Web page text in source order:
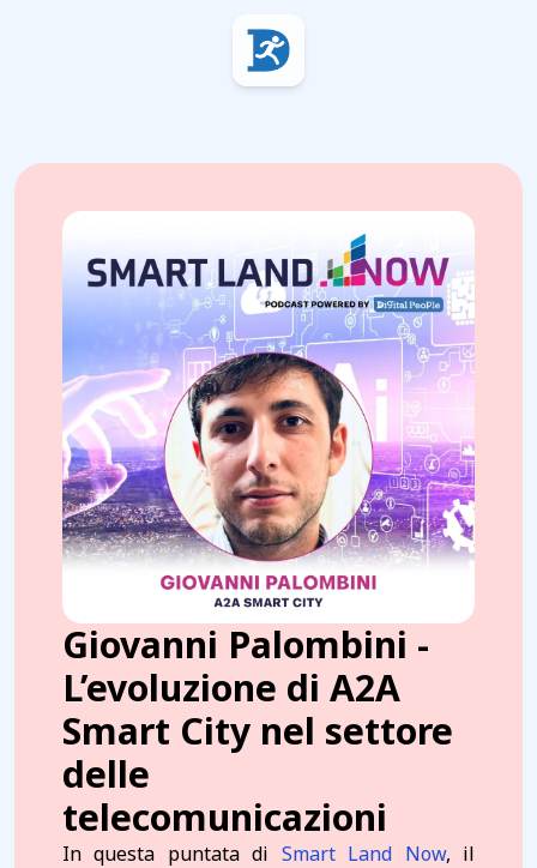
Digital People
Giovanni Palombini -
L’evoluzione di A2A
Smart City nel settore
delle
telecomunicazioni
In questa puntata di Smart Land Now, il